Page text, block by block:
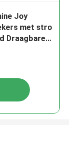
Joy
met stro
Draagbare